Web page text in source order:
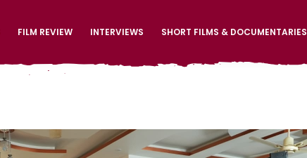
FILM REVIEW INTERVIEWS SHORT FILMS & DOCUMENTARIES